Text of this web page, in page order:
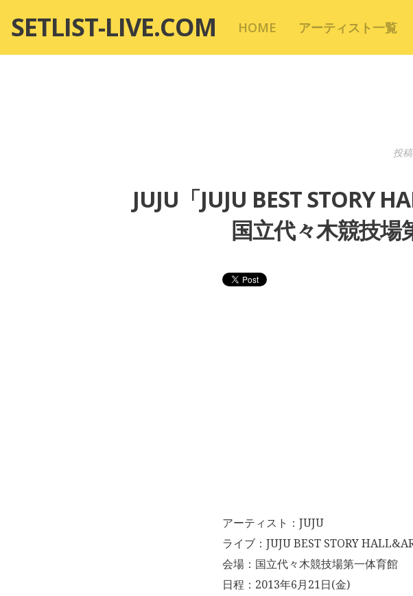
テ
SETLIST-LIVE.COM HOME アーティスト一覧
投
JUJU「JUJU BEST STORY
国立代々木競技場
アーティスト：JUJU
ライブ：JUJU BEST STORY
会場：国立代々木競技場第一体育館
日程：2013年6月21日(金)